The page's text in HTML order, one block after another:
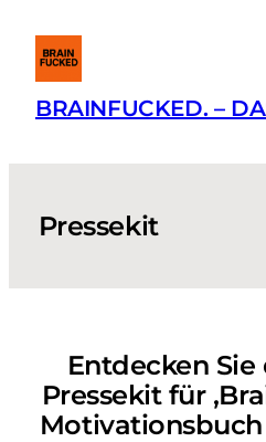
Inhalt
springen
BRAINFUCKED. –
Pressekit
Entdecken
Pressekit für
Motivationsbuch